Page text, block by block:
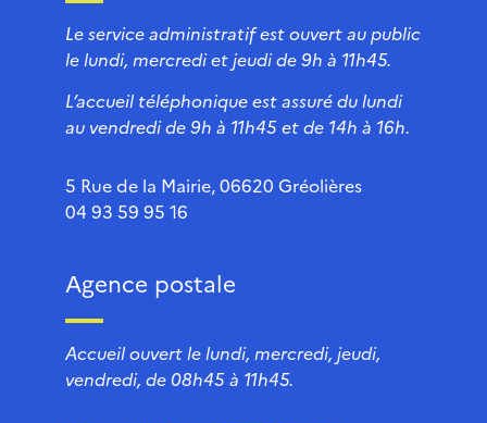
Le service administratif est ouvert au public
le lundi, mercredi et jeudi de 9h à 11h45.
L’accueil téléphonique est assuré du lundi
au vendredi de 9h à 11h45 et de 14h à 16h.
5 Rue de la Mairie, 06620 Gréolières
04 93 59 95 16
Agence postale
Accueil ouvert le lundi, mercredi, jeudi,
vendredi, de 08h45 à 11h45.